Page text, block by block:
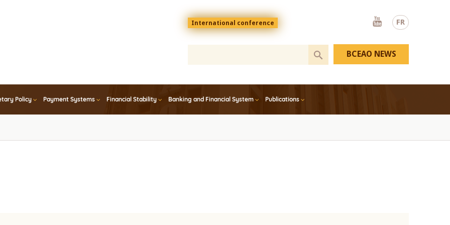
FR
Menu
top
En
International conference
Youtube
Policy Payment Systems Financial Stability Banking and Financial System Publications
BCEAO NEWS